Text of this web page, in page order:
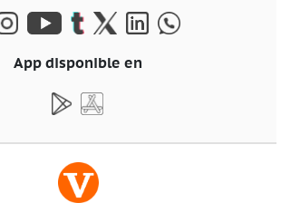
App disponible en